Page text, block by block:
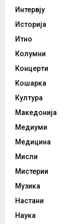
Интервју
Историја
Итно
Колумни
Концерти
Кошарка
Култура
Македонија
Медиуми
Медицина
Мисли
Мистерии
Музика
Настани
Наука